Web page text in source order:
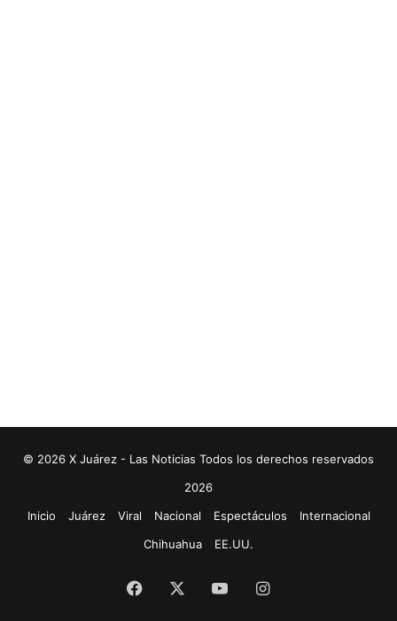
© 2026 X Juárez - Las Noticias Todos los derechos reservados
2026
Inicio
Juárez Viral Nacional Espectáculos
Internacional
Chihuahua
EE.UU.
Facebook YouTubeInstagram